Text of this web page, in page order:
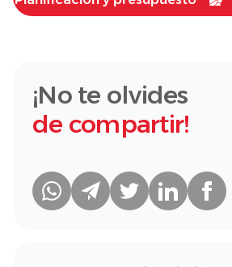
¡No te olvides
de compartir!